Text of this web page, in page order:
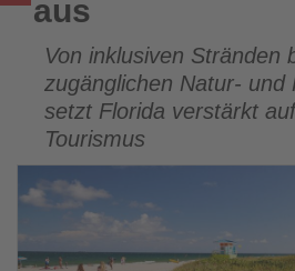
aus
Von inklusiven Stränden
zugänglichen Natur- und
setzt Florida verstärkt
Tourismus